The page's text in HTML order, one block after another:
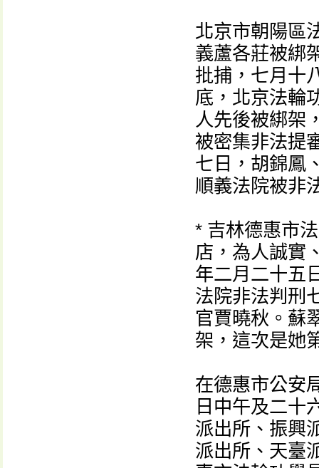
北京市朝陽區
義蘆各莊被綁
批捕，七月十
底，北京法輪
人先後被綁架
被密集非法提
七日，胡錦鳳
順義法院被非
* 吉林德惠市
店，為人誠實
年二月二十五
法院非法判刑
官賈曉秋。蘇
架，這次是她
在德惠市公安
日中午及二十
派出所、振興
派出所、天臺